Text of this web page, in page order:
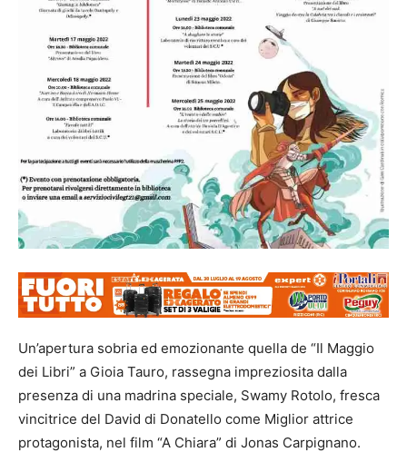
Un’apertura sobria ed emozionante quella de “Il Maggio
dei Libri” a Gioia Tauro, rassegna impreziosita dalla
presenza di una madrina speciale, Swamy Rotolo, fresca
vincitrice del David di Donatello come Miglior attrice
protagonista, nel film “A Chiara” di Jonas Carpignano.